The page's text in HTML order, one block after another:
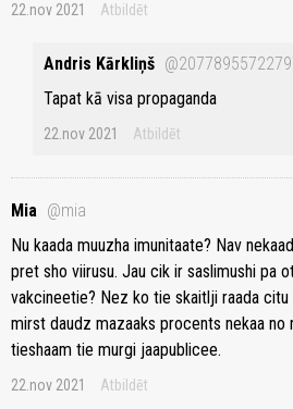
22.nov 2021 Atbildēt
Andris Kārkliņš
Tapat kā visa propaganda
22.nov 2021 Atbildēt
Mia @mia
Nu kaada muuzha imunitaate? Nav
pret sho viirusu. Jau cik ir saslimushi pa
vakcineetie? Nez ko tie skaitlji raada citu
mirst daudz mazaaks procents nekaa no
tieshaam tie murgi jaapublicee.
22.nov 2021 Atbildēt